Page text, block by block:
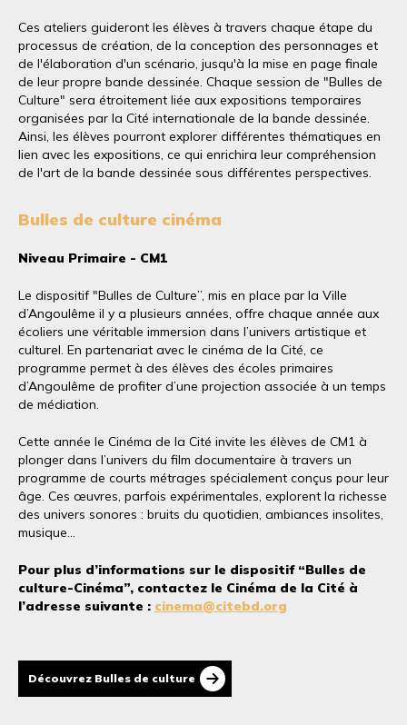
Ces ateliers guideront les élèves à travers chaque étape du
processus de création, de la conception des personnages et
de l'élaboration d'un scénario, jusqu'à la mise en page finale
de leur propre bande dessinée. Chaque session de "Bulles de
Culture" sera étroitement liée aux expositions temporaires
organisées par la Cité internationale de la bande dessinée.
Ainsi, les élèves pourront explorer différentes thématiques en
lien avec les expositions, ce qui enrichira leur compréhension
de l'art de la bande dessinée sous différentes perspectives.
Bulles de culture cinéma
Niveau Primaire - CM1
Le dispositif "Bulles de Culture”, mis en place par la Ville
d’Angoulême il y a plusieurs années, offre chaque année aux
écoliers une véritable immersion dans l’univers artistique et
culturel. En partenariat avec le cinéma de la Cité, ce
programme permet à des élèves des écoles primaires
d’Angoulême de profiter d’une projection associée à un temps
de médiation.
Cette année le Cinéma de la Cité invite les élèves de CM1 à
plonger dans l’univers du film documentaire à travers un
programme de courts métrages spécialement conçus pour leur
âge. Ces œuvres, parfois expérimentales, explorent la richesse
des univers sonores : bruits du quotidien, ambiances insolites,
musique…
Pour plus d’informations sur le dispositif “Bulles de
culture-Cinéma”, contactez le Cinéma de la Cité à
l’adresse suivante : cinema@citebd.org
Découvrez Bulles de culture